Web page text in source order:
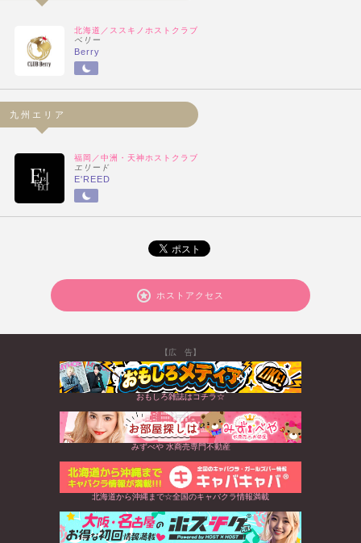
北海道／ススキノホストクラブ
ベリー
Berry
九州エリア
福岡／中洲・天神ホストクラブ
エリード
E'REED
ホストアクセス
【広 告】
おもしろ雑誌はコチラ☆
みずべや 水商売専門不動産
北海道から沖縄まで☆全国のキャバクラ情報満載